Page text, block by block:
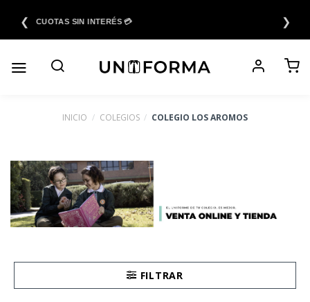
contenido
❮ 6 CUOTAS SIN INTERÉS 💳 ❯
INICIO / COLEGIOS / COLEGIO LOS AROMOS
FILTRAR